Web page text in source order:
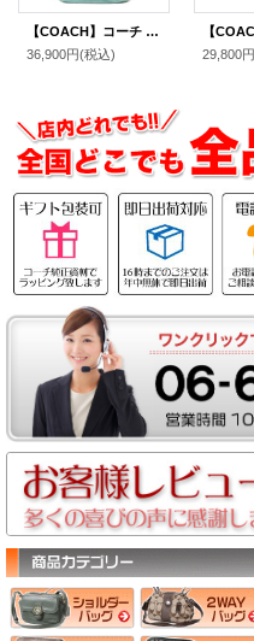
【COACH】コーチ バッグ スエード レザー ミニ アシュトン 2way クロスボディ 斜め掛け ショルダー ハンドバッグ ミント（日本未発売）
36,900円(税込)
29,800円